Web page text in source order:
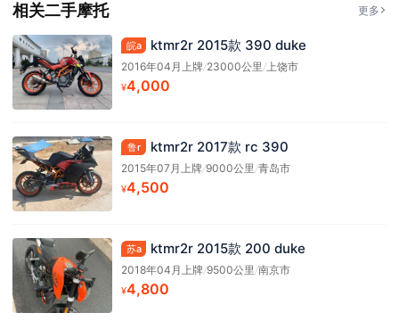
相关二手摩托 更多
皖a ktmr2r 2015款 390 duke
2016年04月上牌/23000公里 /上饶市
¥4,000
鲁r ktmr2r 2017款 rc 390
2015年07月上牌/9000公里 /青岛市
¥4,500
苏a ktmr2r 2015款 200 duke
2018年04月上牌/9500公里 /南京市
¥4,800